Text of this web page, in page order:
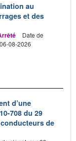
au
et des
Date de
08-2026
d’une
708 du 29
de